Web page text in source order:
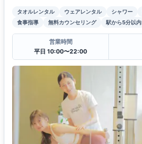
タオルレンタル ウェアレンタル シャワー
食事指導
無料カウンセリング 駅から5分以内
営業時間
平日 10:00〜22:00